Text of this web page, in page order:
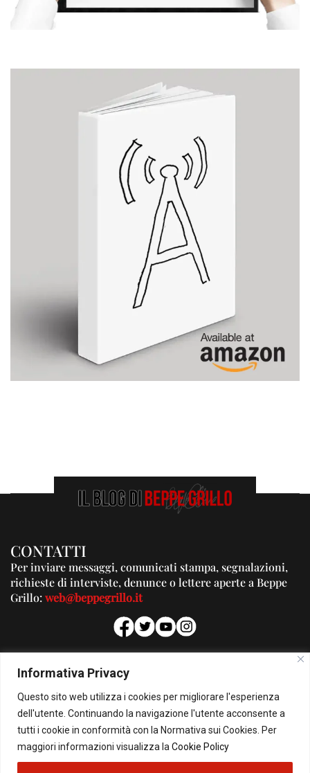
Informativa Privacy
Questo sito web utilizza i cookies per migliorare l'esperienza
dell'utente. Continuando la navigazione l'utente acconsente a
tutti i cookie in conformità con la Normativa sui Cookies. Per
maggiori informazioni visualizza la Cookie Policy
CONTATTI
Per inviare messaggi, comunicati stampa, segnalazioni,
richieste di interviste, denunce o lettere aperte a Beppe
Grillo:web@beppegrillo.it
PUBBLICITA'
Per la tua pubblicità su questo Blog:
pubblicita@beppegrillo.it